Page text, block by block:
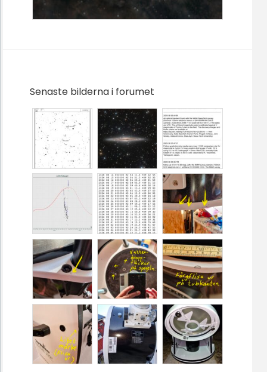
Senaste bilderna i forumet